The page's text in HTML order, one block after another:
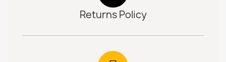
Returns Policy